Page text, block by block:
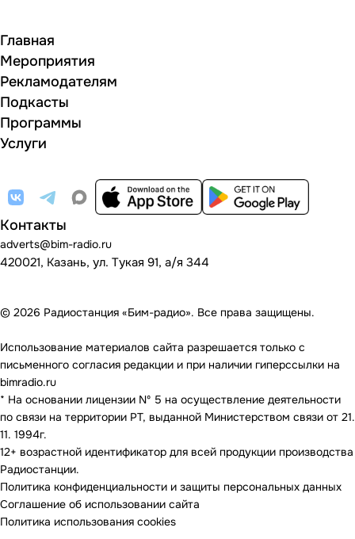
Главная
Мероприятия
Рекламодателям
Подкасты
Программы
Услуги
Контакты
adverts@bim-radio.ru
420021, Казань, ул. Тукая 91, а/я 344
© 2026 Радиостанция «Бим-радио». Все права защищены.
Использование материалов сайта разрешается только с
письменного согласия редакции и при наличии гиперссылки на
bimradio.ru
* На основании лицензии Nº 5 на осуществление деятельности
по связи на территории РТ, выданной Министерством связи от 21.
11. 1994г.
12+ возрастной идентификатор для всей продукции производства
Радиостанции.
Политика конфиденциальности и защиты персональных данных
Соглашение об использовании сайта
Политика использования cookies